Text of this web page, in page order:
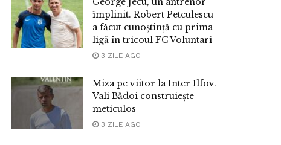
împlinit. Robert Petculescu
a făcut cunoștință cu prima
ligă în tricoul FC Voluntari
3 ZILE AGO
Miza pe viitor la Inter Ilfov.
Vali Bădoi construiește
meticulos
3 ZILE AGO